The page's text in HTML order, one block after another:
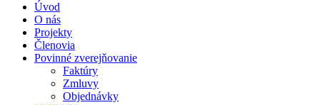
Úvod
O nás
Projekty
Členovia
Povinné zverejňovanie
Faktúry
Zmluvy
Objednávky